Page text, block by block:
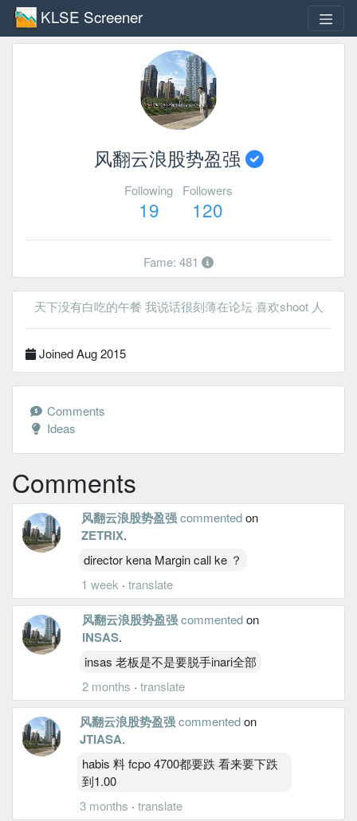
KLSE Screener
风翻云浪股势盈强
Following
19
Followers
120
Fame: 481
天下没有白吃的午餐 我说话很刻薄在论坛 喜欢shoot 人
Joined Aug 2015
Comments
Ideas
Comments
风翻云浪股势盈强commentedon
ZETRIX.
director kena Margin call ke ？
1 week ·translate
风翻云浪股势盈强commentedon
INSAS.
insas 老板是不是要脱手inari全部
2 months ·translate
风翻云浪股势盈强 commentedon
JTIASA.
habis 料 fcpo 4700都要跌 看来要下跌
到1.00
3 months · translate